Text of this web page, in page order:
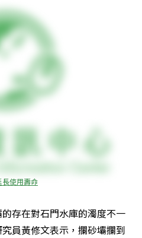
長使用壽命
存在對石門水庫的濁度不一
員黃修文表示，攔砂壩攔到